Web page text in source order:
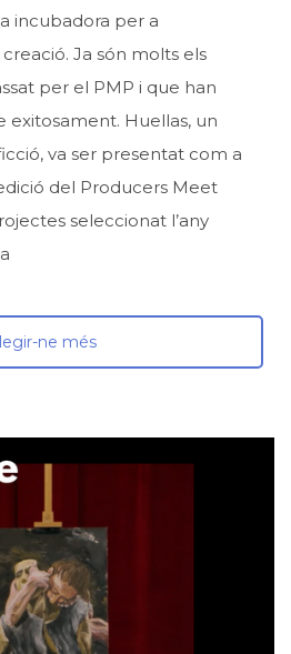
incubadora per a
Ja són molts els
per el PMP i que han
exitosament. Huellas, un
va ser presentat com a
del Producers Meet
seleccionat l’any
ne més